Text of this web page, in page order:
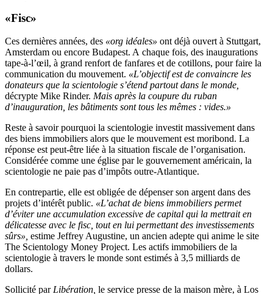
«Fisc»
Ces dernières années, des «org idéales» ont déjà ouvert à Stuttgart,
Amsterdam ou encore Budapest. A chaque fois, des inaugurations
tape-à-l’œil, à grand renfort de fanfares et de cotillons, pour faire la
communication du mouvement. «L’objectif est de convaincre les
donateurs que la scientologie s’étend partout dans le monde,
décrypte Mike Rinder. Mais après la coupure du ruban
d’inauguration, les bâtiments sont tous les mêmes : vides.»
Reste à savoir pourquoi la scientologie investit massivement dans
des biens immobiliers alors que le mouvement est moribond. La
réponse est peut-être liée à la situation fiscale de l’organisation.
Considérée comme une église par le gouvernement américain, la
scientologie ne paie pas d’impôts outre-Atlantique.
En contrepartie, elle est obligée de dépenser son argent dans des
projets d’intérêt public. «L’achat de biens immobiliers permet
d’éviter une accumulation excessive de capital qui la mettrait en
délicatesse avec le fisc, tout en lui permettant des investissements
sûrs», estime Jeffrey Augustine, un ancien adepte qui anime le site
The Scientology Money Project. Les actifs immobiliers de la
scientologie à travers le monde sont estimés à 3,5 milliards de
dollars.
Sollicité parLibération, le service presse de la maison mère, à Los